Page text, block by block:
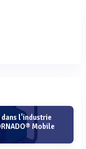
dans l'industrie
Mobile